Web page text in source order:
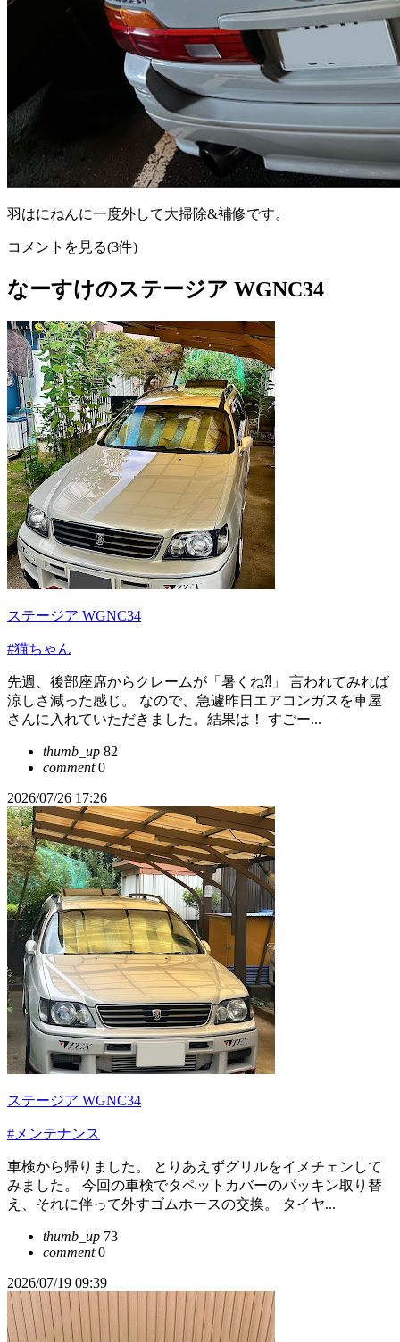
羽はにねんに一度外して大掃除&補修です。
コメントを見る(3件)
なーすけのステージア WGNC34
ステージア WGNC34
#猫ちゃん
先週、後部座席からクレームが「暑くね⁈」 言われてみれば
涼しさ減った感じ。 なので、急遽昨日エアコンガスを車屋
さんに入れていただきました。結果は！ すごー...
thumb_up 82
comment0
2026/07/26 17:26
ステージア WGNC34
#メンテナンス
車検から帰りました。 とりあえずグリルをイメチェンして
みました。 今回の車検でタペットカバーのパッキン取り替
え、それに伴って外すゴムホースの交換。 タイヤ...
thumb_up 73
comment0
2026/07/19 09:39